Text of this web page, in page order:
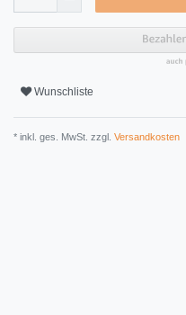
Wunschliste
* inkl. ges. MwSt. zzgl. Versandkosten